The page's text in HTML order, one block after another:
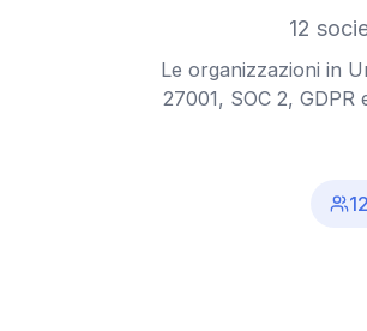
12
Le organizzazioni in
27001, SOC 2,
12